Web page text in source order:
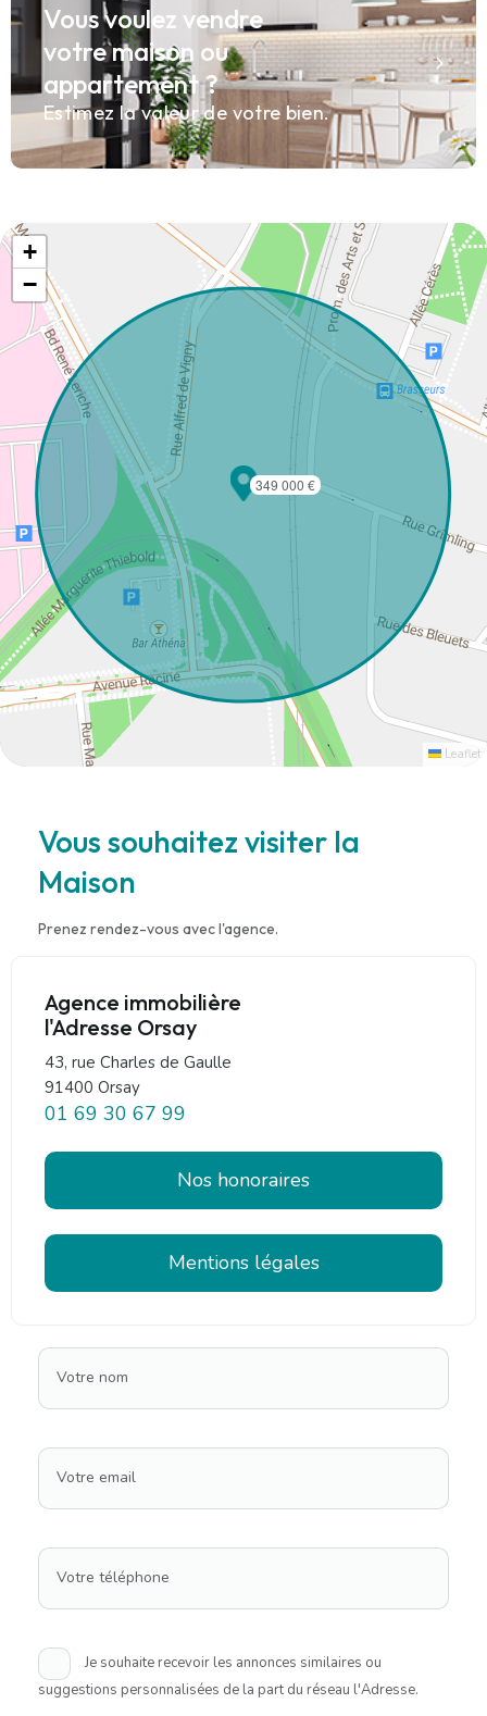
Vous voulez vendre
votre maison ou
appartement ?
Estimez la valeur de votre bien.
349 000 €
+
−
Leaflet
Vous souhaitez visiter la
Maison
Prenez rendez-vous avec l'agence.
Agence immobilière
l'Adresse Orsay
43, rue Charles de Gaulle
91400 Orsay
01 69 30 67 99
Nos honoraires
Mentions légales
Votre nom
Votre email
Votre téléphone
Je souhaite recevoir les annonces similaires ou
suggestions personnalisées de la part du réseau l'Adresse.